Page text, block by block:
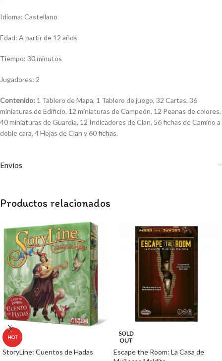
Idioma: Castellano
Edad: A partir de 12 años
Tiempo: 30 minutos
Jugadores: 2
Contenido: 1 Tablero de Mapa, 1 Tablero de juego, 32 Cartas, 36
miniaturas de Edificio, 12 miniaturas de Campeón, 12 Peanas de colores,
40 miniaturas de Guardia, 12 Indicadores de Clan, 56 fichas de Camino a
doble cara, 4 Hojas de Clan y 60 fichas.
Envíos
Productos relacionados
HOT
StoryLine: Cuentos de Hadas
SOLD
OUT
Escape the Room: La Casa de